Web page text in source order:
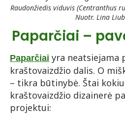
Raudonžiedis viduvis (Centranthus
Nuotr. Lina
Paparčiai –
Paparčiai yra neatsiejama
kraštovaizdžio dalis. O
– tikra būtinybė. Štai
kraštovaizdžio dizainerė
projektui: